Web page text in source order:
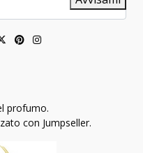
profumo.
con Jumpseller.